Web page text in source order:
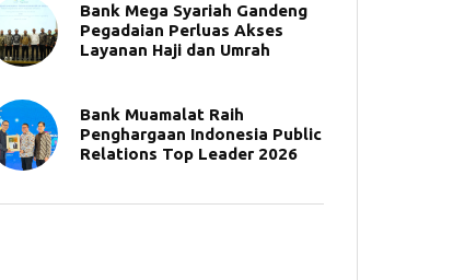
Bank Mega Syariah Gandeng
Pegadaian Perluas Akses
Layanan Haji dan Umrah
Bank Muamalat Raih
Penghargaan Indonesia Public
Relations Top Leader 2026